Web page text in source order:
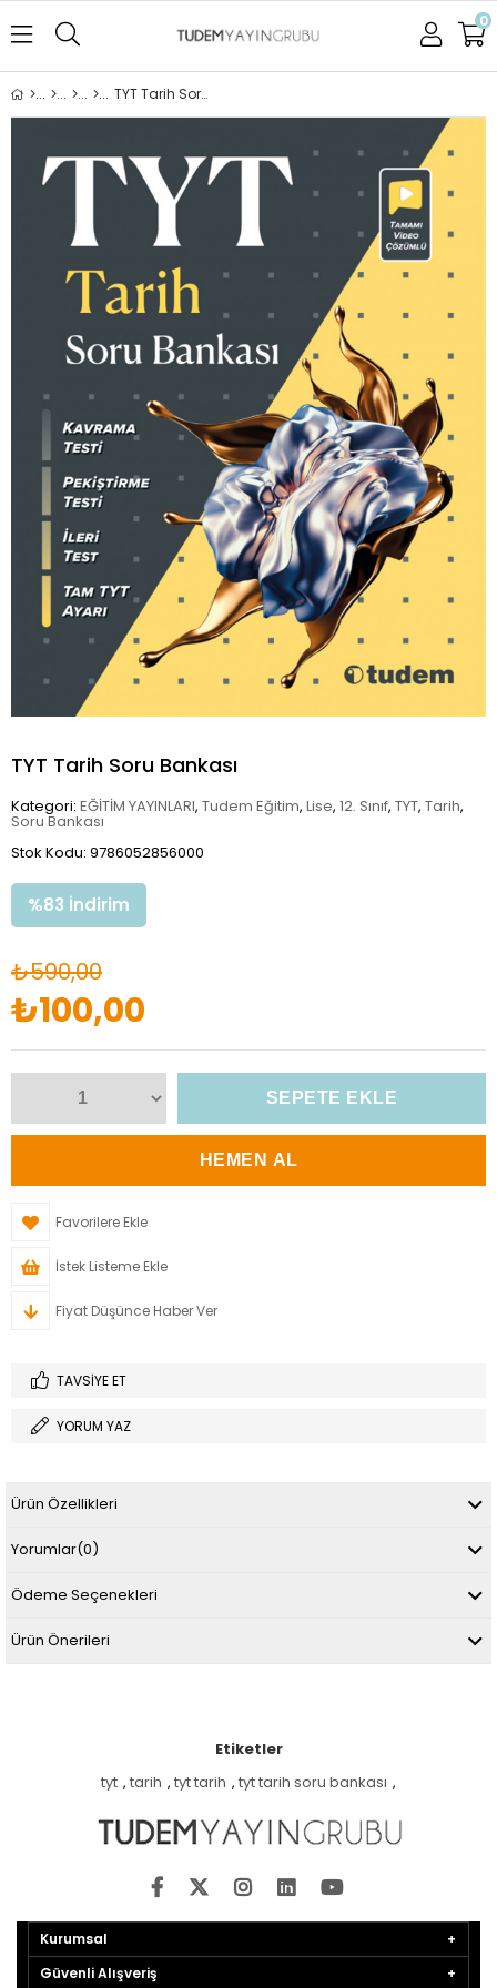
0
TYT Tarih Soru Bankası
TYT Tarih Soru Bankası
Kategori: EĞİTİM YAYINLARI, Tudem Eğitim, Lise, 12. Sınıf, TYT, Tarih,
Soru Bankası
Stok Kodu: 9786052856000
%83 İndirim
₺590,00
₺100,00
Favorilere Ekle
İstek Listeme Ekle
Fiyat Düşünce Haber Ver
TAVSIYE ET
YORUM YAZ
Ürün Özellikleri
Yorumlar(0)
Ödeme Seçenekleri
Ürün Önerileri
Etiketler
tyt , tarih , tyt tarih , tyt tarih soru bankası ,
Kurumsal
Güvenli Alışveriş